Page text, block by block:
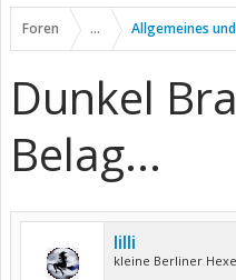
Foren ... Allgemeines
Dunkel
Belag...
lilli
kleine Berliner Hexe